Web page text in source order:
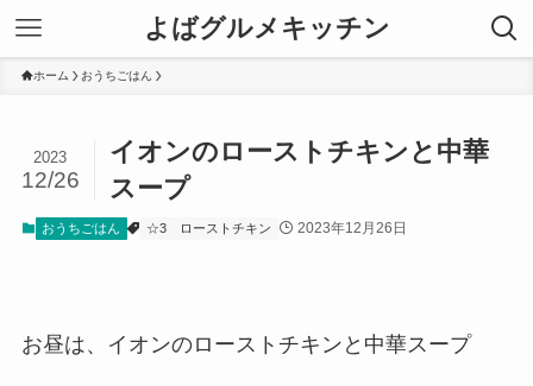
よばグルメキッチン
ホーム おうちごはん
イオンのローストチキンと中華
スープ
2023
12/26
おうちごはん ☆3 ローストチキン 2023年12月26日
お昼は、イオンのローストチキンと中華スープ